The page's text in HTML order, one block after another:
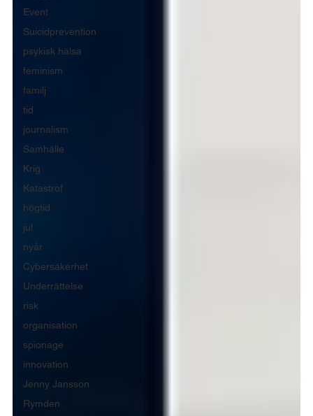
Event
Suicidprevention
psykisk hälsa
feminism
familj
tid
journalism
Samhälle
Krig
Katastrof
högtid
jul
nyår
Cybersäkerhet
Underrättelse
risk
organisation
spionage
innovation
Jenny Jansson
Rymden